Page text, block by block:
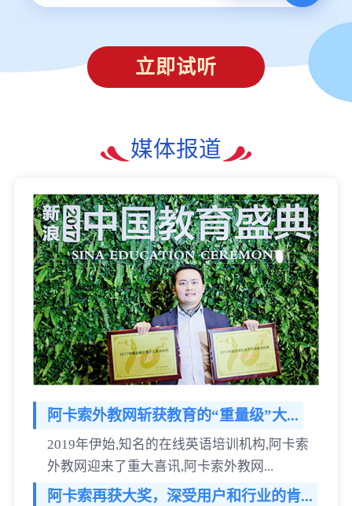
立即试听
媒体报道
阿卡索外教网斩获教育的“重量级”大...
2019年伊始,知名的在线英语培训机构,阿卡索
外教网迎来了重大喜讯,阿卡索外教网...
阿卡索再获大奖，深受用户和行业的肯...